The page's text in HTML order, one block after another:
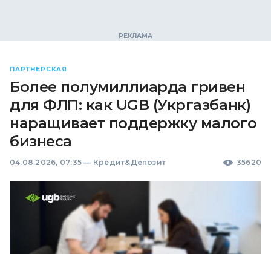
ПАРТНЕРСКАЯ
Более полумиллиарда гривен
для ФЛП: как UGB (Укргазбанк)
наращивает поддержку малого
бизнеса
04.08.2026, 07:35 — Кредит&Депозит 35620